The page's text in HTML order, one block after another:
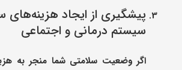
پیشگیری از ایجاد هزینه‌های
سیستم درمانی و اجتماعی
اگر وضعیت سلامتی شما منجر به